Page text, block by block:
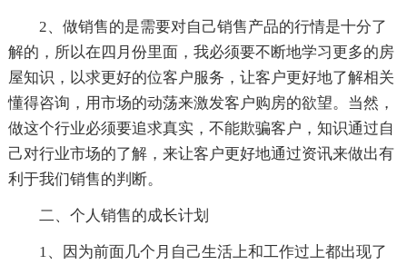
2、做销售的是需要对自己销售产品的行情是十分了
解的，所以在四月份里面，我必须要不断地学习更多的房
屋知识，以求更好的位客户服务，让客户更好地了解相关
懂得咨询，用市场的动荡来激发客户购房的欲望。当然，
做这个行业必须要追求真实，不能欺骗客户，知识通过自
己对行业市场的了解，来让客户更好地通过资讯来做出有
利于我们销售的判断。
二、个人销售的成长计划
1、因为前面几个月自己生活上和工作过上都出现了